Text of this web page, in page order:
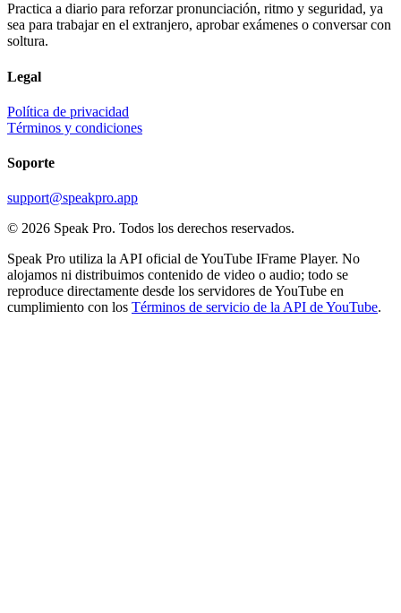
Practica a diario para reforzar pronunciación, ritmo y seguridad, ya
sea para trabajar en el extranjero, aprobar exámenes o conversar con
soltura.
Legal
Política de privacidad
Términos y condiciones
Soporte
support@speakpro.app
© 2026 Speak Pro. Todos los derechos reservados.
Speak Pro utiliza la API oficial de YouTube IFrame Player. No
alojamos ni distribuimos contenido de video o audio; todo se
reproduce directamente desde los servidores de YouTube en
cumplimiento con los Términos de servicio de la API de YouTube.